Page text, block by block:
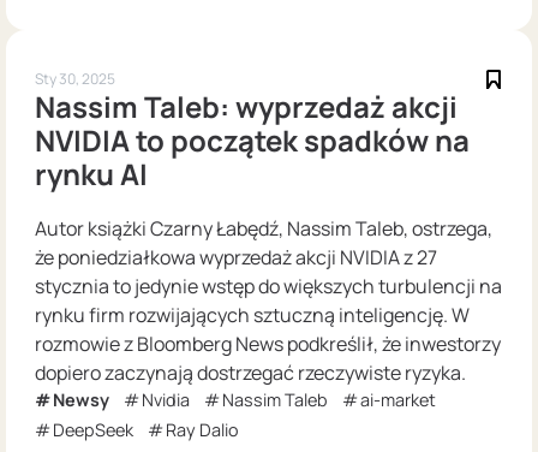
Sty 30, 2025
Nassim Taleb: wyprzedaż akcji
NVIDIA to początek spadków na
rynku AI
Autor książki Czarny Łabędź, Nassim Taleb, ostrzega,
że poniedziałkowa wyprzedaż akcji NVIDIA z 27
stycznia to jedynie wstęp do większych turbulencji na
rynku firm rozwijających sztuczną inteligencję. W
rozmowie z Bloomberg News podkreślił, że inwestorzy
dopiero zaczynają dostrzegać rzeczywiste ryzyka.
Newsy Nvidia Nassim Taleb
ai-market
DeepSeek
Ray Dalio